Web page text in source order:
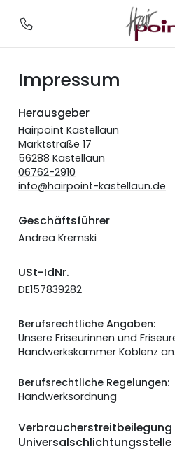
Impressum
Herausgeber
Hairpoint Kastellaun
Marktstraße 17
56288 Kastellaun
06762-2910
info@hairpoint-kastellaun.de
Geschäftsführer
Andrea Kremski
USt-IdNr.
DE157839282
Berufsrechtliche Angaben:
Unsere Friseurinnen und
Handwerkskammer Koblenz an.
Berufsrechtliche Regelungen:
Handwerksordnung
Universalschlichtungsstelle